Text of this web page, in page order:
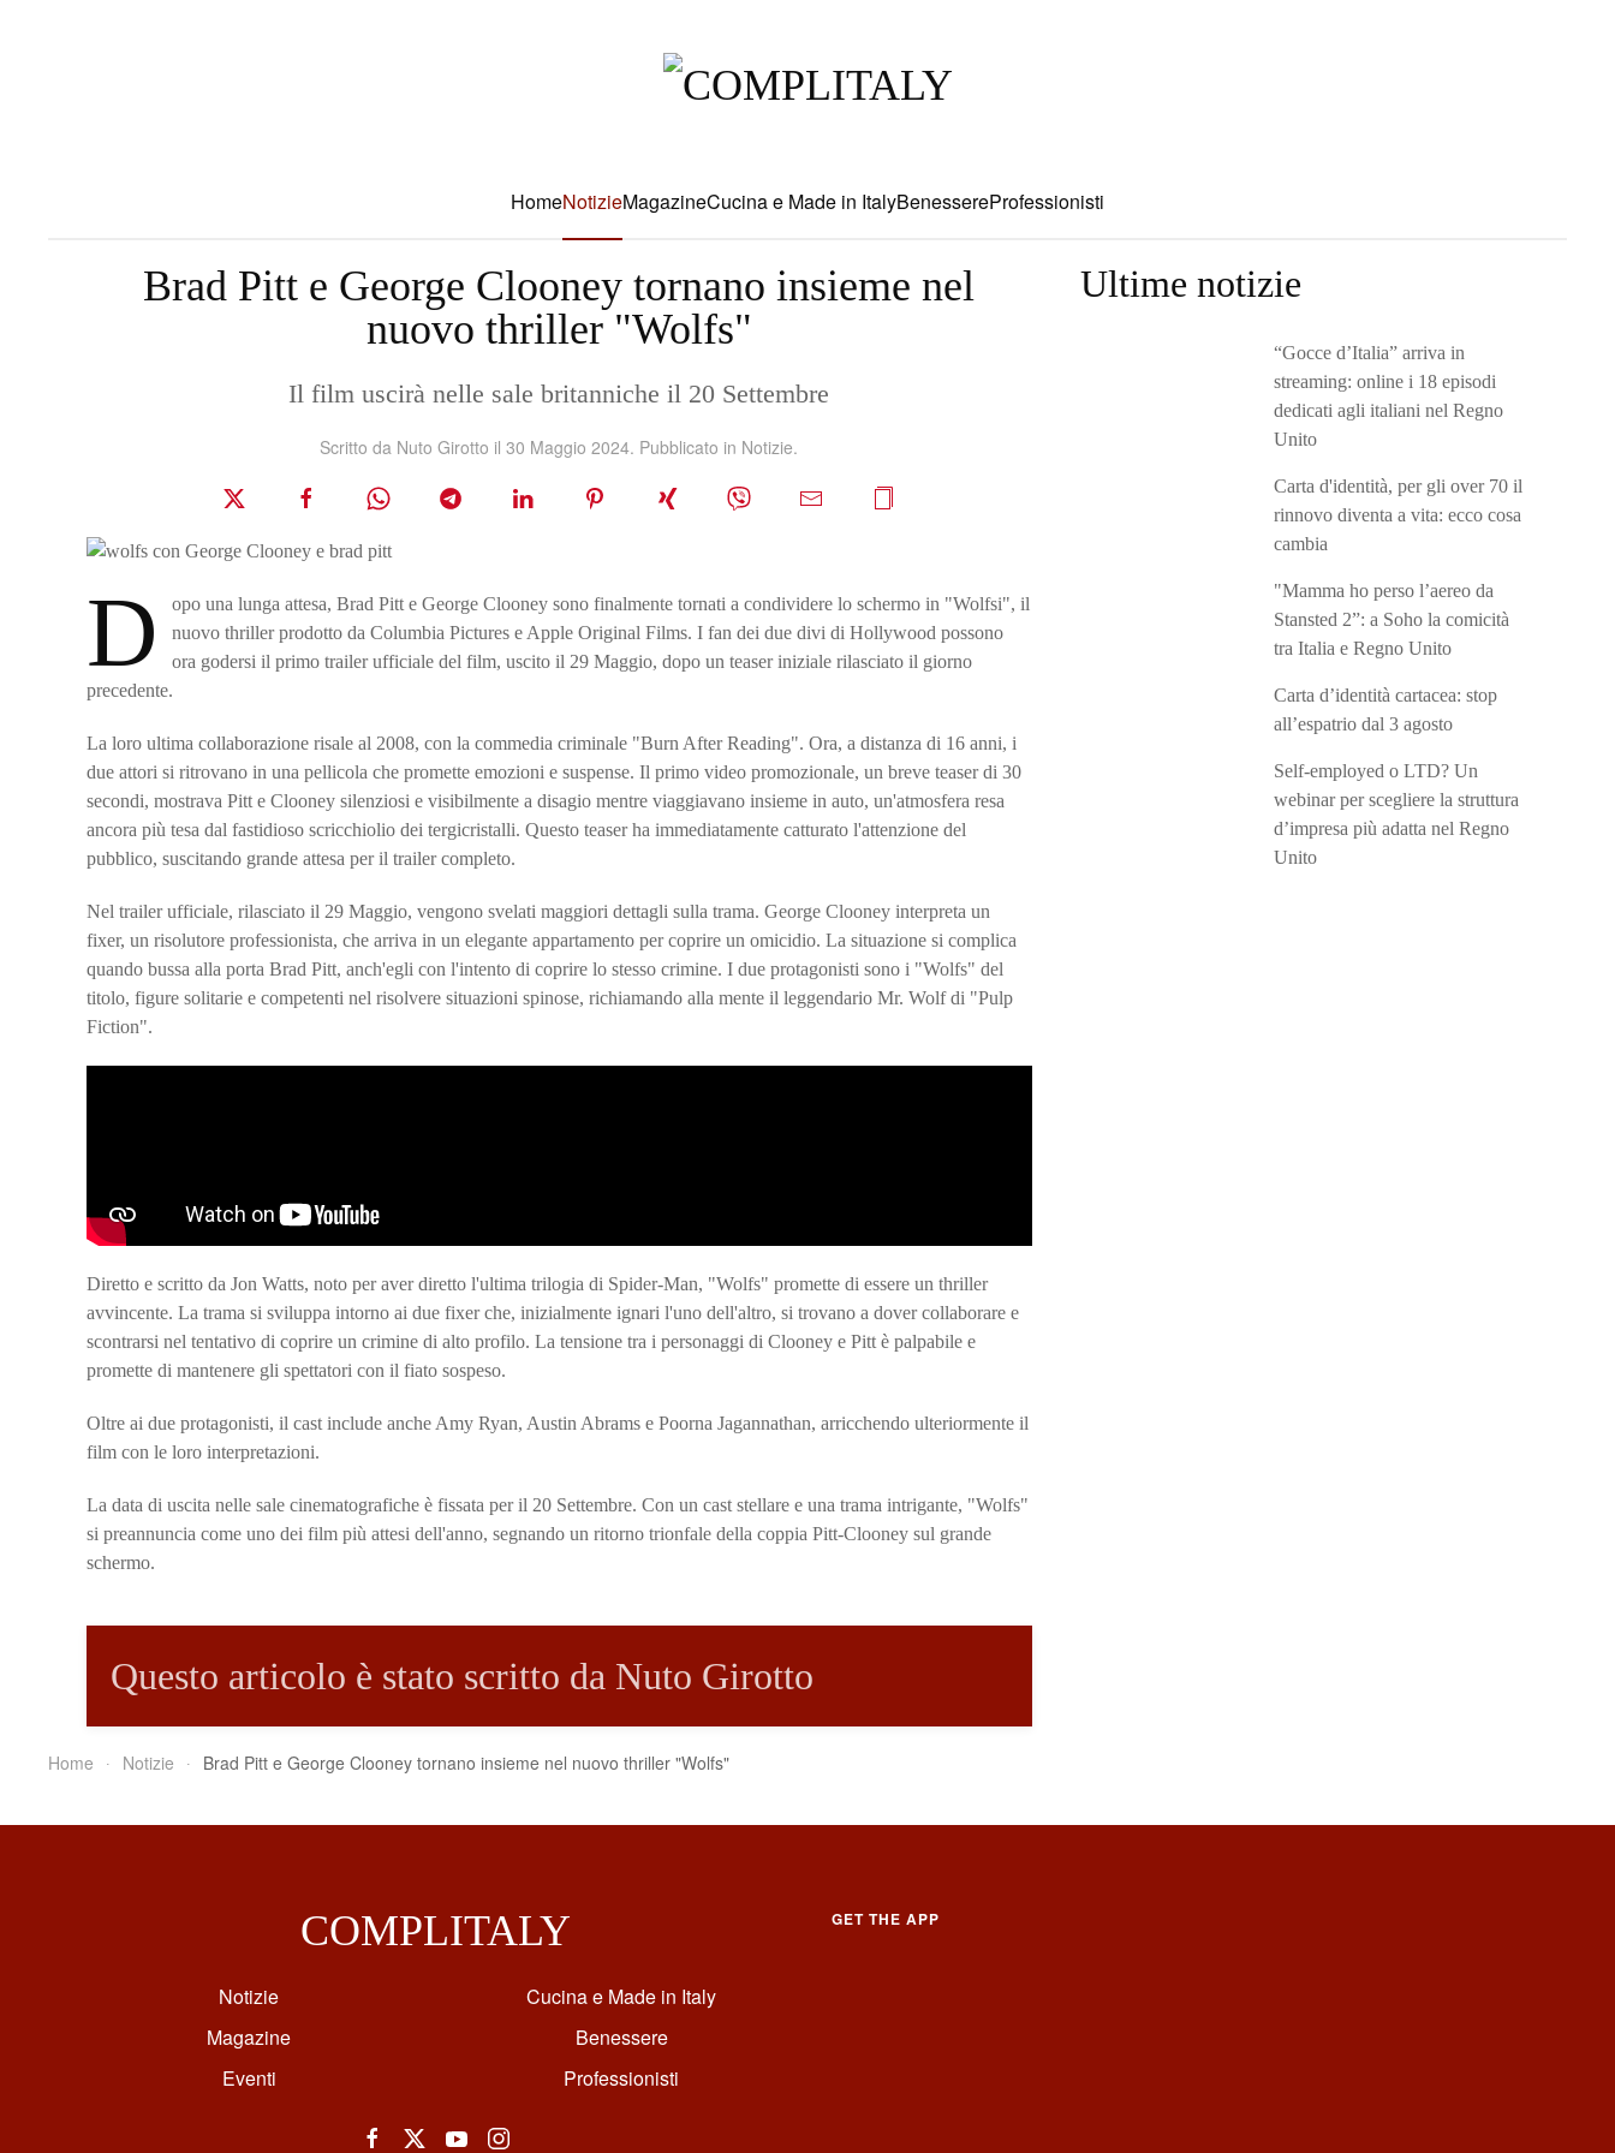
HomeNotizieMagazineCucina e Made in ItalyBenessereProfessionisti
Brad Pitt e George Clooney tornano insieme nel
nuovo thriller "Wolfs"
Il film uscirà nelle sale britanniche il 20 Settembre
Scritto da Nuto Girotto il30 Maggio 2024. Pubblicato in Notizie.
D
opo una lunga attesa, Brad Pitt e George Clooney sono finalmente tornati a condividere lo schermo in "Wolfsi", il
nuovo thriller prodotto da Columbia Pictures e Apple Original Films. I fan dei due divi di Hollywood possono
ora godersi il primo trailer ufficiale del film, uscito il 29 Maggio, dopo un teaser iniziale rilasciato il giorno
precedente.
La loro ultima collaborazione risale al 2008, con la commedia criminale "Burn After Reading". Ora, a distanza di 16 anni, i
due attori si ritrovano in una pellicola che promette emozioni e suspense. Il primo video promozionale, un breve teaser di 30
secondi, mostrava Pitt e Clooney silenziosi e visibilmente a disagio mentre viaggiavano insieme in auto, un'atmosfera resa
ancora più tesa dal fastidioso scricchiolio dei tergicristalli. Questo teaser ha immediatamente catturato l'attenzione del
pubblico, suscitando grande attesa per il trailer completo.
Nel trailer ufficiale, rilasciato il 29 Maggio, vengono svelati maggiori dettagli sulla trama. George Clooney interpreta un
fixer, un risolutore professionista, che arriva in un elegante appartamento per coprire un omicidio. La situazione si complica
quando bussa alla porta Brad Pitt, anch'egli con l'intento di coprire lo stesso crimine. I due protagonisti sono i "Wolfs" del
titolo, figure solitarie e competenti nel risolvere situazioni spinose, richiamando alla mente il leggendario Mr. Wolf di "Pulp
Fiction".
Diretto e scritto da Jon Watts, noto per aver diretto l'ultima trilogia di Spider-Man, "Wolfs" promette di essere un thriller
avvincente. La trama si sviluppa intorno ai due fixer che, inizialmente ignari l'uno dell'altro, si trovano a dover collaborare e
scontrarsi nel tentativo di coprire un crimine di alto profilo. La tensione tra i personaggi di Clooney e Pitt è palpabile e
promette di mantenere gli spettatori con il fiato sospeso.
Oltre ai due protagonisti, il cast include anche Amy Ryan, Austin Abrams e Poorna Jagannathan, arricchendo ulteriormente il
film con le loro interpretazioni.
La data di uscita nelle sale cinematografiche è fissata per il 20 Settembre. Con un cast stellare e una trama intrigante, "Wolfs"
si preannuncia come uno dei film più attesi dell'anno, segnando un ritorno trionfale della coppia Pitt-Clooney sul grande
schermo.
Questo articolo è stato scritto da Nuto Girotto
Ultime notizie
“Gocce d’Italia” arriva in
streaming: online i 18 episodi
dedicati agli italiani nel Regno
Unito
Carta d'identità, per gli over 70 il
rinnovo diventa a vita: ecco cosa
cambia
"Mamma ho perso l’aereo da
Stansted 2”: a Soho la comicità
tra Italia e Regno Unito
Carta d’identità cartacea: stop
all’espatrio dal 3 agosto
Self-employed o LTD? Un
webinar per scegliere la struttura
d’impresa più adatta nel Regno
Unito
Home Notizie Brad Pitt e George Clooney tornano insieme nel nuovo thriller "Wolfs"
COMPLITALY
Notizie
Magazine
Eventi
Cucina e Made in Italy
Benessere
Professionisti
GET THE APP